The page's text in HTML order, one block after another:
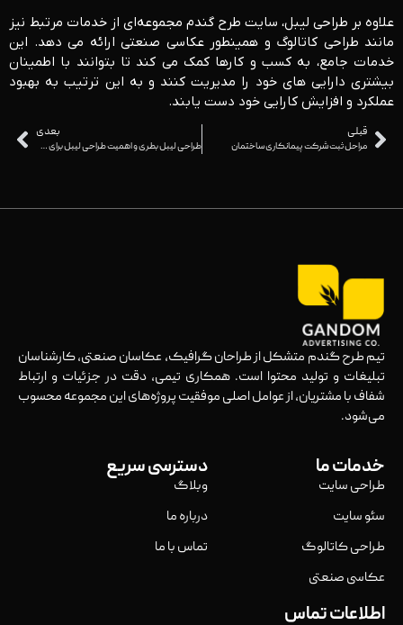
علاوه بر طراحی لیبل، سایت طرح گندم مجموعه‌ای از خدمات مرتبط نیز
مانند طراحی کاتالوگ و همینطور عکاسی صنعتی ارائه می ‌دهد. این
خدمات جامع، به کسب‌ و کارها کمک می‌ کند تا بتوانند با اطمینان
بیشتری دارایی‌ های خود را مدیریت کنند و به این ترتیب به بهبود
عملکرد و افزایش کارایی خود دست یابند.
قبلی
مراحل ثبت شرکت پیمانکاری ساختمان
بعدی
طراحی لیبل بطری و اهمیت طراحی لیبل برای محصولات
تیم طرح گندم متشکل از طراحان گرافیک، عکاسان صنعتی، کارشناسان
تبلیغات و تولید محتوا است. همکاری تیمی، دقت در جزئیات و ارتباط
شفاف با مشتریان، از عوامل اصلی موفقیت پروژه‌های این مجموعه محسوب
می‌شود.
خدمات ما
طراحی سایت
سئو سایت
طراحی کاتالوگ
عکاسی صنعتی
دسترسی سریع
وبلاگ
درباره ما
تماس با ما
اطلاعات تماس